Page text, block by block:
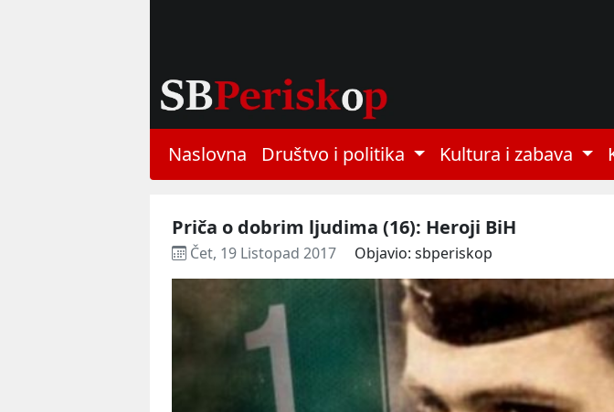
Naslovna Društvo i politika Kultura i zabava
Priča o dobrim ljudima (16): Heroji BiH
Čet, 19 Listopad 2017 Objavio: sbperiskop